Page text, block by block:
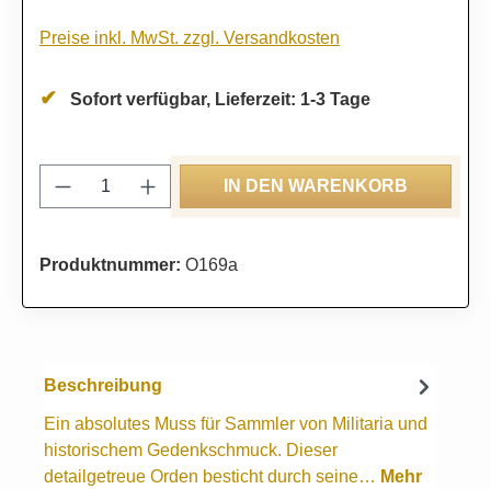
Preise inkl. MwSt. zzgl. Versandkosten
Sofort verfügbar, Lieferzeit: 1-3 Tage
Produkt Anzahl: Gib den gewünschten
IN DEN WARENKORB
Produktnummer: O169a
Beschreibung
Ein absolutes Muss für Sammler von Militaria und
historischem Gedenkschmuck. Dieser
detailgetreue Orden besticht durch seine… Mehr